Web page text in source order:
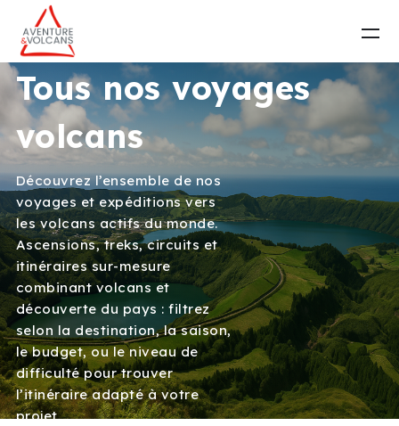
Tous nos voyages
volcans
Découvrez l’ensemble de nos
voyages et expéditions vers
les volcans actifs du monde.
Ascensions, treks, circuits et
itinéraires sur-mesure
combinant volcans et
découverte du pays : filtrez
selon la destination, la saison,
le budget, ou le niveau de
difficulté pour trouver
l’itinéraire adapté à votre
projet.